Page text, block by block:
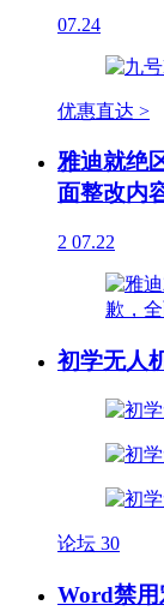
07.24
优惠直达 >
雅迪就绝
面整改内
2 07.22
初学无人
论坛 30
Word禁用